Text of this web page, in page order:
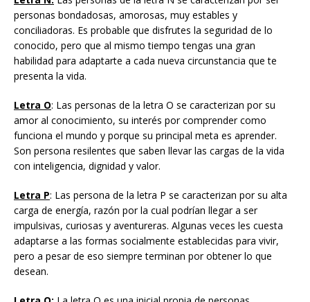
personas bondadosas, amorosas, muy estables y
conciliadoras. Es probable que disfrutes la seguridad de lo
conocido, pero que al mismo tiempo tengas una gran
habilidad para adaptarte a cada nueva circunstancia que te
presenta la vida.
Letra O: Las personas de la letra O se caracterizan por su
amor al conocimiento, su interés por comprender como
funciona el mundo y porque su principal meta es aprender.
Son persona resilentes que saben llevar las cargas de la vida
con inteligencia, dignidad y valor.
Letra P: Las persona de la letra P se caracterizan por su alta
carga de energía, razón por la cual podrían llegar a ser
impulsivas, curiosas y aventureras. Algunas veces les cuesta
adaptarse a las formas socialmente establecidas para vivir,
pero a pesar de eso siempre terminan por obtener lo que
desean.